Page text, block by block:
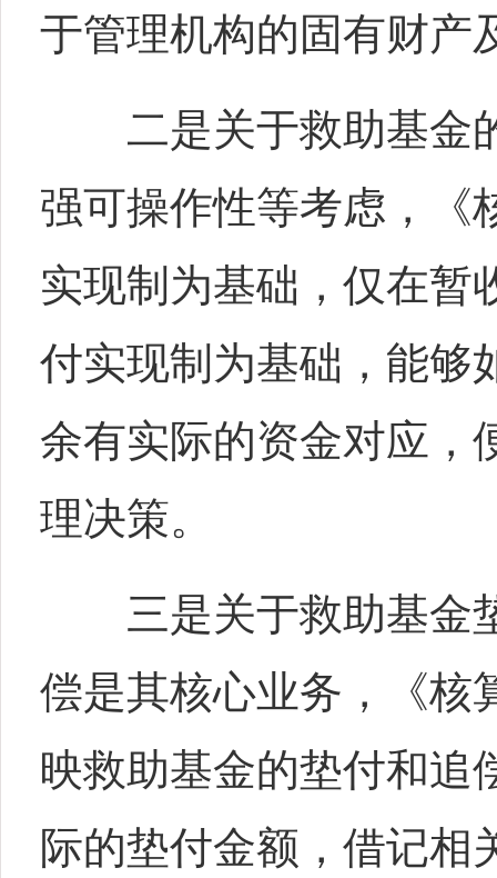
于管理机构的固有财产
二是关于救助基金的
强可操作性等考虑，《
实现制为基础，仅在暂
付实现制为基础，能够
余有实际的资金对应，
理决策。
三是关于救助基金垫
偿是其核心业务，《核
映救助基金的垫付和追
际的垫付金额，借记相